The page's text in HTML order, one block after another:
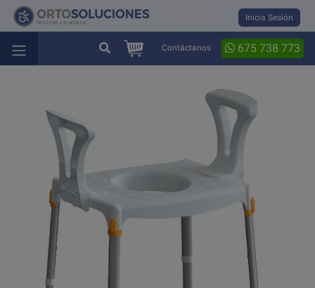
Inicia Sesión
Contáctanos 675 738 773